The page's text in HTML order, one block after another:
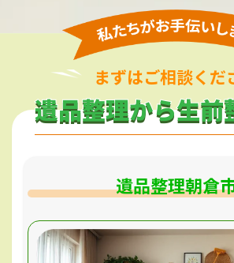
まずはご相談くだ
遺品整理から生前
遺品整理から生前
遺品整理朝倉